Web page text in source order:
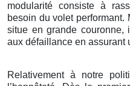
modularité consiste à
besoin du volet performant.
situe en grande couronne,
aux défaillance en assurant
Relativement à notre